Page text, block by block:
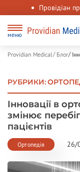
Провідіан
меню
Providian Medical Блог
РУБРИКИ:
Інновації в
змінює
пацієнтів
Ортопедія 26/